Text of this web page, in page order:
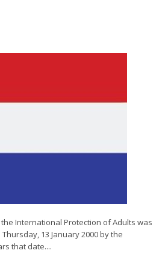
International Protection of Adults was
13 January 2000 by the
that date....